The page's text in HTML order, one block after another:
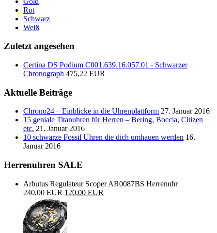
Rot
Schwarz
Weiß
Zuletzt angesehen
Certina DS Podium C001.639.16.057.01 - Schwarzer
Chronograph 475,22 EUR
Aktuelle Beiträge
Chrono24 – Einblicke in die Uhrenplattform 27. Januar 2016
15 geniale Titanuhren für Herren – Bering, Boccia, Citizen
etc. 21. Januar 2016
10 schwarze Fossil Uhren die dich umhauen werden 16.
Januar 2016
Herrenuhren SALE
Arbutus Regulateur Scoper AR0087BS Herrenuhr
240,00 EUR 120,00 EUR